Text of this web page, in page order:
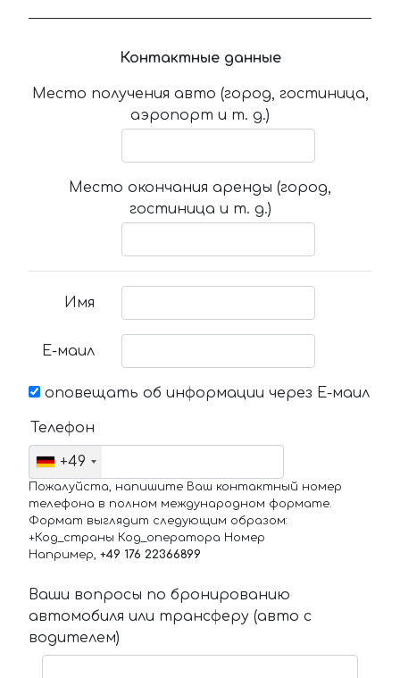
Контактные данные
Место получения авто (город, гостиница,
аэропорт и т. д.)
Место окончания аренды (город,
гостиница и т. д.)
Имя
Е-маил
оповещать об информации через Е-маил
Телефон
+49
Пожалуйста, напишите Ваш контактный номер
телефона в полном международном формате.
Формат выглядит следующим образом:
+Код_страны Код_оператора Номер
Например, +49 176 22366899
Ваши вопросы по бронированию
автомобиля или трансферу (авто с
водителем)